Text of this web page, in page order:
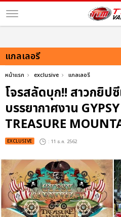
แกลเลอรี
หน้าแรก exclusive แกลเลอรี
โจรสลัดบุก!! สาวกยิป
บรรยากาศงาน
TREASURE
EXCLUSIVE : 11 ธ.ค. 2562